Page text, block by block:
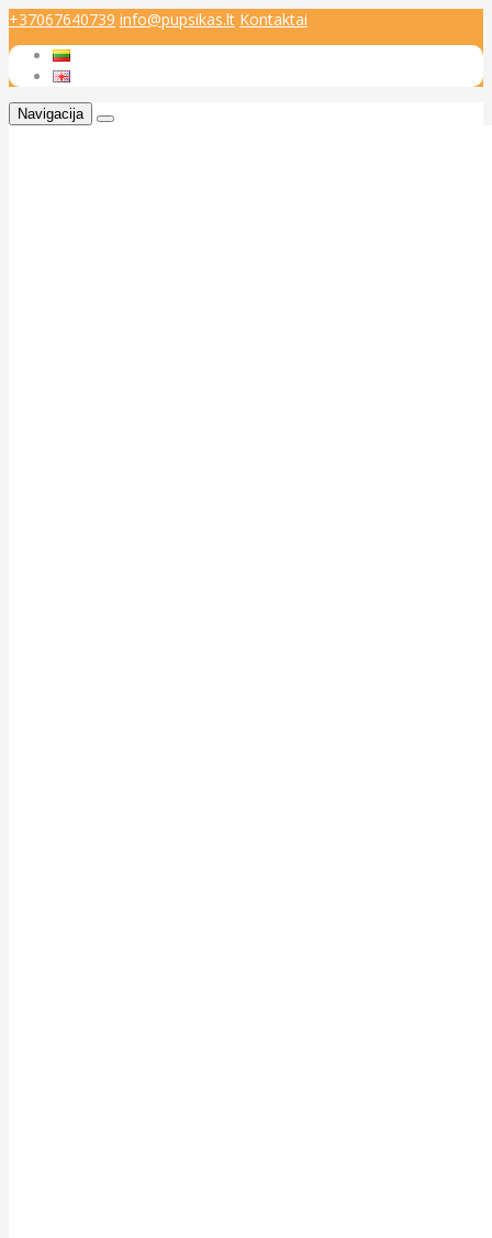
+37067640739 info@pupsikas.lt Kontaktai
Navigacija